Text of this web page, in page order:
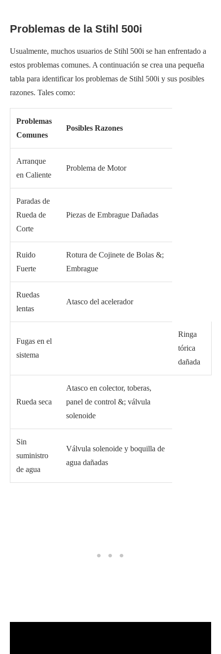
Problemas de la Stihl 500i
Usualmente, muchos usuarios de Stihl 500i se han enfrentado a
estos problemas comunes. A continuación se crea una pequeña
tabla para identificar los problemas de Stihl 500i y sus posibles
razones. Tales como:
Problemas
Comunes
Posibles Razones
Arranque
en Caliente
Problema de Motor
Paradas de
Rueda de
Corte
Piezas de Embrague Dañadas
Ruido
Fuerte
Rotura de Cojinete de Bolas &;
Embrague
Ruedas
lentas
Atasco del acelerador
Fugas en el
sistema
Ringa
tórica
dañada
Rueda seca
Atasco en colector, toberas,
panel de control &; válvula
solenoide
Sin
suministro
de agua
Válvula solenoide y boquilla de
agua dañadas